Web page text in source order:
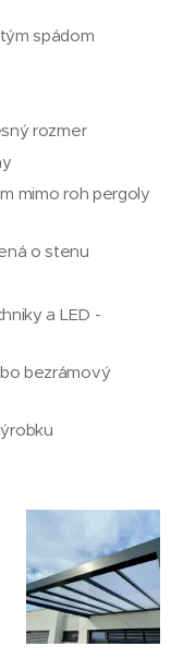
spádom
rozmer
mimo roh pergoly
o stenu
a LED -
bezrámový